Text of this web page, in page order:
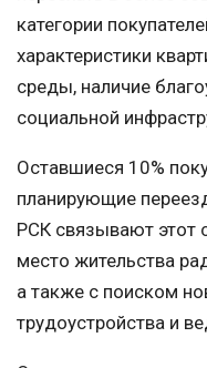
категории
характеристики
среды, наличие
социальной
Оставшиеся 10%
планирующие
РСК связывают этот
место жительства
а также с поиском
трудоустройства и